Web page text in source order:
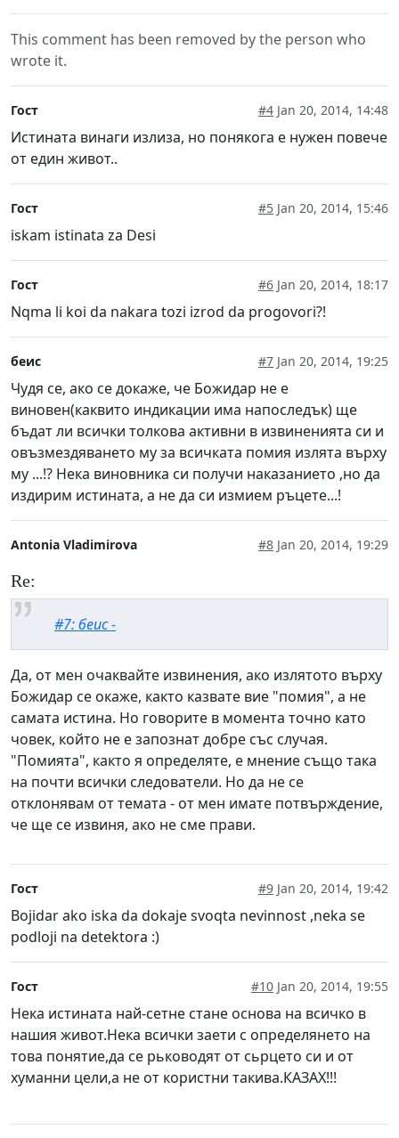
This comment has been removed by the person who
wrote it.
Гост #4 Jan 20, 2014, 14:48
Истината винаги излиза, но понякога е нужен повече
от един живот..
Гост #5 Jan 20, 2014, 15:46
iskam istinata za Desi
Гост #6 Jan 20, 2014, 18:17
Nqma li koi da nakara tozi izrod da progovori?!
беис #7 Jan 20, 2014, 19:25
Чудя се, ако се докаже, че Божидар не е
виновен(каквито индикации има напоследък) ще
бъдат ли всички толкова активни в извиненията си и
овъзмездяването му за всичката помия излята върху
му ...!? Нека виновника си получи наказанието ,но да
издирим истината, а не да си измием ръцете...!
Antonia Vladimirova #8 Jan 20, 2014, 19:29
Re:
#7: беис -
Да, от мен очаквайте извинения, ако излятото върху
Божидар се окаже, както казвате вие "помия", а не
самата истина. Но говорите в момента точно като
човек, който не е запознат добре със случая.
"Помията", както я определяте, е мнение също така
на почти всички следователи. Но да не се
отклонявам от темата - от мен имате потвърждение,
че ще се извиня, ако не сме прави.
Гост #9 Jan 20, 2014, 19:42
Bojidar ako iska da dokaje svoqta nevinnost ,neka se
podloji na detektora :)
Гост #10 Jan 20, 2014, 19:55
Нека истината най-сетне стане основа на всичко в
нашия живот.Нека всички заети с определянето на
това понятие,да се рьководят от сьрцето си и от
хуманни цели,а не от користни такива.КАЗАХ!!!